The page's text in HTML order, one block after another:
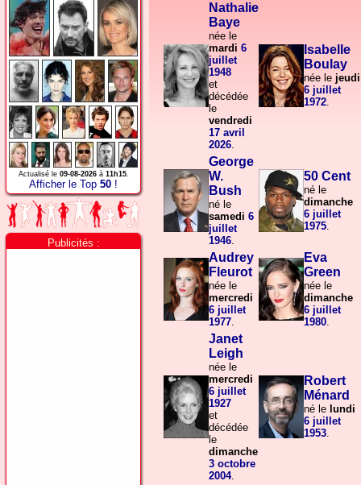
Actualisé le 09-08-2026à 11h15.
Afficher le Top 50 !
Publicités :
Nathalie
Baye
née le
mardi 6
juillet
1948
et
décédée
le
vendredi
17 avril
2026.
Isabelle
Boulay
née le jeudi
6 juillet
1972.
George
W.
Bush
né le
samedi 6
juillet
1946.
50 Cent
né le
dimanche
6 juillet
1975.
Audrey
Fleurot
née le
mercredi
6 juillet
1977.
Eva
Green
née le
dimanche
6 juillet
1980.
Janet
Leigh
née le
mercredi
6 juillet
1927
et
décédée
le
dimanche
3 octobre
2004.
Robert
Ménard
né le lundi
6 juillet
1953.